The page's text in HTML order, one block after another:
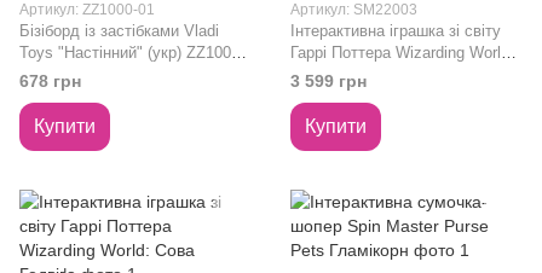
Артикул: ZZ1000-01
Бізіборд із застібками Vladi
Toys "Настінний" (укр) ZZ1000-
01
678 грн
Купити
Артикул: SM22003
Інтерактивна іграшка зі світу
Гаррі Поттера Wizarding World:
Сортувальний Капелюх
3 599 грн
Купити